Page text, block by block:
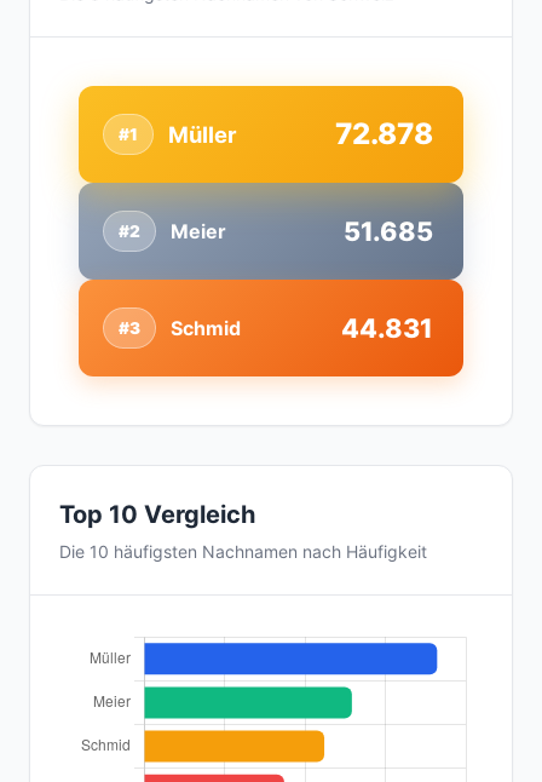
#2 Meier 51.685
#1 Müller 72.878
#3 Schmid 44.831
Top 10 Vergleich
Die 10 häufigsten Nachnamen nach Häufigkeit